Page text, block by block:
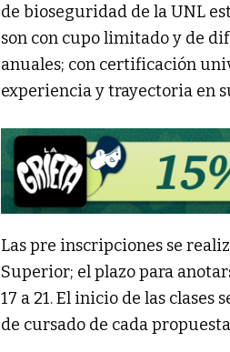
de bioseguridad de la UNL
son con cupo limitado y de
anuales; con certificación
experiencia y trayectoria en
Las pre inscripciones se
Superior; el plazo para
17 a 21. El inicio de las clases
de cursado de cada